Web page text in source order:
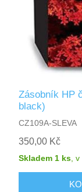
Zásobník HP
black)
CZ109A-SLEVA
350,00 Kč
Skladem 1 ks,v